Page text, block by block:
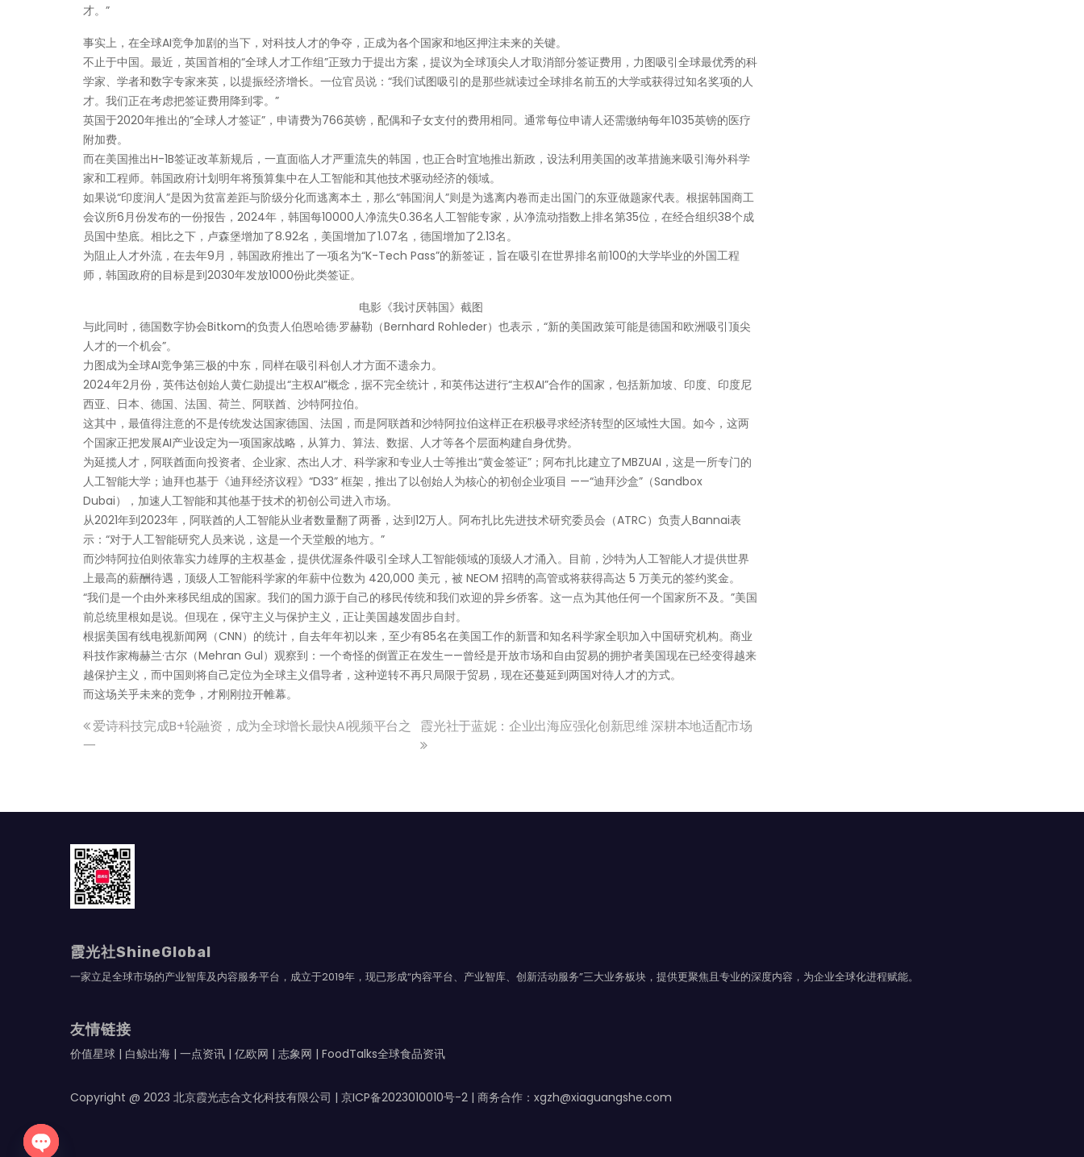
才。”
事实上，在全球AI竞争加剧的当下，对科技人才的争夺，正成为各个国家和地区押注未来的关键。
不止于中国。最近，英国首相的“全球人才工作组”正致力于提出方案，提议为全球顶尖人才取消部分签证费用，力图吸引全球最优秀的科
学家、学者和数字专家来英，以提振经济增长。一位官员说：“我们试图吸引的是那些就读过全球排名前五的大学或获得过知名奖项的人
才。我们正在考虑把签证费用降到零。”
英国于2020年推出的“全球人才签证”，申请费为766英镑，配偶和子女支付的费用相同。通常每位申请人还需缴纳每年1035英镑的医疗
附加费。
而在美国推出H-1B签证改革新规后，一直面临人才严重流失的韩国，也正合时宜地推出新政，设法利用美国的改革措施来吸引海外科学
家和工程师。韩国政府计划明年将预算集中在人工智能和其他技术驱动经济的领域。
如果说“印度润人”是因为贫富差距与阶级分化而逃离本土，那么“韩国润人”则是为逃离内卷而走出国门的东亚做题家代表。根据韩国商工
会议所6月份发布的一份报告，2024年，韩国每10000人净流失0.36名人工智能专家，从净流动指数上排名第35位，在经合组织38个成
员国中垫底。相比之下，卢森堡增加了8.92名，美国增加了1.07名，德国增加了2.13名。
为阻止人才外流，在去年9月，韩国政府推出了一项名为“K-Tech Pass”的新签证，旨在吸引在世界排名前100的大学毕业的外国工程
师，韩国政府的目标是到2030年发放1000份此类签证。
电影《我讨厌韩国》截图
与此同时，德国数字协会Bitkom的负责人伯恩哈德·罗赫勒（Bernhard Rohleder）也表示，“新的美国政策可能是德国和欧洲吸引顶尖
人才的一个机会”。
力图成为全球AI竞争第三极的中东，同样在吸引科创人才方面不遗余力。
2024年2月份，英伟达创始人黄仁勋提出“主权AI”概念，据不完全统计，和英伟达进行“主权AI”合作的国家，包括新加坡、印度、印度尼
西亚、日本、德国、法国、荷兰、阿联酋、沙特阿拉伯。
这其中，最值得注意的不是传统发达国家德国、法国，而是阿联酋和沙特阿拉伯这样正在积极寻求经济转型的区域性大国。如今，这两
个国家正把发展AI产业设定为一项国家战略，从算力、算法、数据、人才等各个层面构建自身优势。
为延揽人才，阿联酋面向投资者、企业家、杰出人才、科学家和专业人士等推出“黄金签证”；阿布扎比建立了MBZUAI，这是一所专门的
人工智能大学；迪拜也基于《迪拜经济议程》“D33” 框架，推出了以创始人为核心的初创企业项目 ——“迪拜沙盒”（Sandbox
Dubai），加速人工智能和其他基于技术的初创公司进入市场。
从2021年到2023年，阿联酋的人工智能从业者数量翻了两番，达到12万人。阿布扎比先进技术研究委员会（ATRC）负责人Bannai表
示：“对于人工智能研究人员来说，这是一个天堂般的地方。”
而沙特阿拉伯则依靠实力雄厚的主权基金，提供优渥条件吸引全球人工智能领域的顶级人才涌入。目前，沙特为人工智能人才提供世界
上最高的薪酬待遇，顶级人工智能科学家的年薪中位数为 420,000 美元，被 NEOM 招聘的高管或将获得高达 5 万美元的签约奖金。
“我们是一个由外来移民组成的国家。我们的国力源于自己的移民传统和我们欢迎的异乡侨客。这一点为其他任何一个国家所不及。”美国
前总统里根如是说。但现在，保守主义与保护主义，正让美国越发固步自封。
根据美国有线电视新闻网（CNN）的统计，自去年年初以来，至少有85名在美国工作的新晋和知名科学家全职加入中国研究机构。商业
科技作家梅赫兰·古尔（Mehran Gul）观察到：一个奇怪的倒置正在发生——曾经是开放市场和自由贸易的拥护者美国现在已经变得越来
越保护主义，而中国则将自己定位为全球主义倡导者，这种逆转不再只局限于贸易，现在还蔓延到两国对待人才的方式。
而这场关乎未来的竞争，才刚刚拉开帷幕。
文
导
航
霞光社于蓝妮：企业出海应强化创新思维 深耕本地适配市场
爱诗科技完成B+轮融资，成为全球增长最快AI视频平台之
一
霞光社ShineGlobal
一家立足全球市场的产业智库及内容服务平台，成立于2019年，现已形成“内容平台、产业智库、创新活动服务”三大业务板块，提供更聚焦且专业的深度内容，为企业全球化进程赋能。
友情链接
价值星球 | 白鲸出海 | 一点资讯 | 亿欧网 | 志象网 | FoodTalks全球食品资讯
Copyright @ 2023 北京霞光志合文化科技有限公司 | 京ICP备2023010010号-2 | 商务合作：xgzh@xiaguangshe.com